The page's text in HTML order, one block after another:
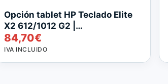
Opción tablet HP Teclado Elite
X2 612/1012 G2 |
Reacondicionado
84,70€
IVA INCLUIDO